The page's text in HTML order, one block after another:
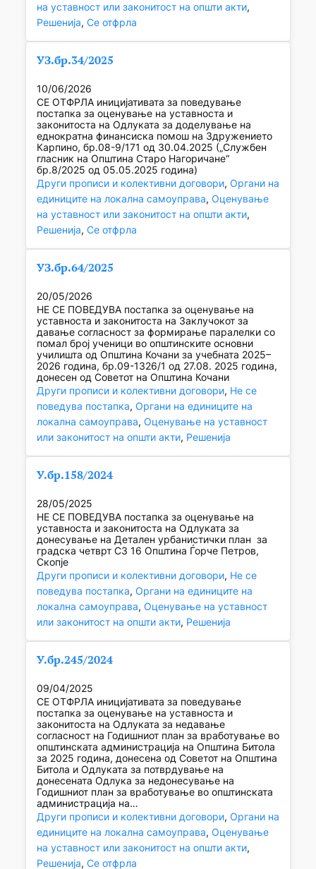
на уставност или законитост на општи акти
Решенија, Се отфрла
УЗ.бр.34/2025
10/06/2026
СЕ ОТФРЛА иницијативата за поведување
постапка за оценување на уставноста и
законитоста на Одлуката за доделување на
еднократна финансиска помош на Здружението
Карпино, бр.08-9/171 од 30.04.2025 („Службен
гласник на Општина Старо Нагоричане“
бр.8/2025 од 05.05.2025 година)
Други прописи и колективни договори, Органи на
единиците на локална самоуправа, Оценување
на уставност или законитост на општи акти
Решенија, Се отфрла
УЗ.бр.64/2025
20/05/2026
НЕ СЕ ПОВЕДУВА постапка за оценување на
уставноста и законитоста на Заклучокот за
давање согласност за формирање паралелки со
помал број ученици во општинските основни
училишта од Општина Кочани за учебната 2025–
2026 година, бр.09-1326/1 од 27.08. 2025 година,
донесен од Советот на Општина Кочани
Други прописи и колективни договори, Не се
поведува постапка, Органи на единиците на
локална самоуправа, Оценување на уставност
или законитост на општи акти, Решенија
У.бр.158/2024
28/05/2025
НЕ СЕ ПОВЕДУВА постапка за оценување на
уставноста и законитоста на Одлуката за
донесување на Детален урбанистички план за
градска четврт C3 16 Општина Ѓорче Петров,
Скопје
Други прописи и колективни договори, Не се
поведува постапка, Органи на единиците на
локална самоуправа, Оценување на уставност
или законитост на општи акти, Решенија
У.бр.245/2024
09/04/2025
СЕ ОТФРЛА иницијативата за поведување
постапка за оценување на уставноста и
законитоста на Одлуката за недавање
согласност на Годишниот план за вработување во
општинската администрација на Општина Битола
за 2025 година, донесена од Советот на Општина
Битола и Одлуката за потврдување на
донесената Одлука за недонесување на
Годишниот план за вработување во општинската
администрација на…
Други прописи и колективни договори, Органи на
единиците на локална самоуправа, Оценување
на уставност или законитост на општи акти
Решенија, Се отфрла